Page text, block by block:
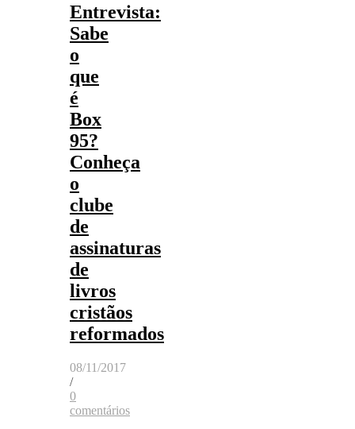
Entrevista:
Sabe
o
que
é
Box
95?
Conheça
o
clube
de
assinaturas
de
livros
cristãos
reformados
08/11/2017
/
0
comentários